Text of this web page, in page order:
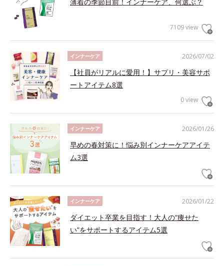
7109 view
2026/07/02
インナーケア
【社員がリアルに愛用！】サプリ・美容サポ
ートアイテム8選
0 view
2026/01/26
インナーケア
早めの春対策に！悩み別インナーケアアイテ
ム3選
2026/01/22
インナーケア
ダイエット卒業を目指す！大人の“痩せた
い”をサポートするアイテム5選